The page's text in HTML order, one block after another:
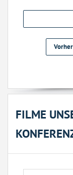
FILME